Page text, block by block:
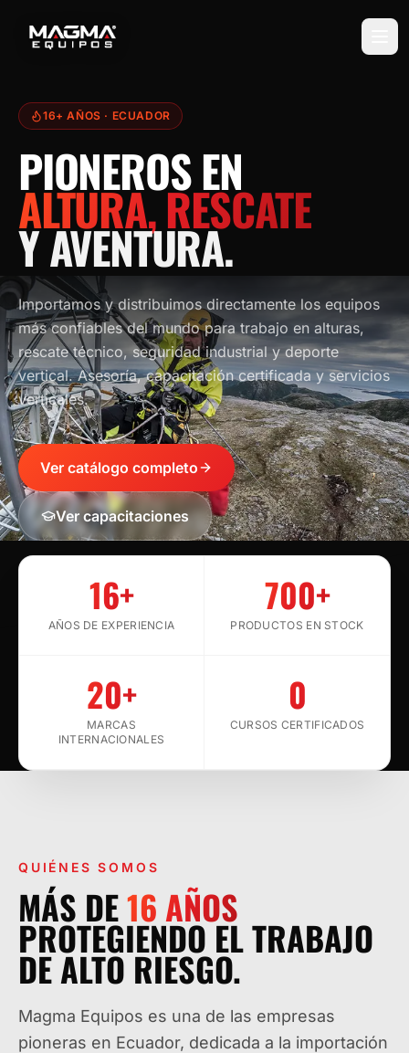
16+ AÑOS · ECUADOR
PIONEROS EN
ALTURA, RESCATE
Y AVENTURA.
Importamos y distribuimos directamente los equipos
más confiables del mundo para trabajo en alturas,
rescate técnico, seguridad industrial y deporte
vertical. Asesoría, capacitación certificada y servicios
verticales.
Ver catálogo completo
Ver capacitaciones
16+
AÑOS DE EXPERIENCIA
700+
PRODUCTOS EN STOCK
20+
MARCAS
INTERNACIONALES
0
CURSOS CERTIFICADOS
QUIÉNES SOMOS
MÁS DE16 AÑOS
PROTEGIENDO EL TRABAJO
DE ALTO RIESGO.
Magma Equipos es una de las empresas
pioneras en Ecuador, dedicada a la importación